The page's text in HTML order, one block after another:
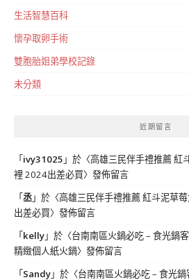
生活智慧百科
懷孕取卵手術
雙胞胎姐弟學校記錄
未分類
近期留言
「 ivy31025 」於〈高雄三民伴手禮推薦 紅
裡 2024出差必買〉發佈留言
「丞」於〈高雄三民伴手禮推薦 紅斗泥草
出差必買〉發佈留言
「 kelly」於〈台南南區火鍋必吃 – 食光鍋
精緻個人紙火鍋〉發佈留言
「 Sandy」於〈台南南區火鍋必吃 – 食光